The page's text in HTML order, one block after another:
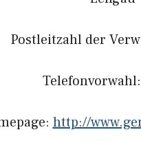
Postleitzahl der
http://